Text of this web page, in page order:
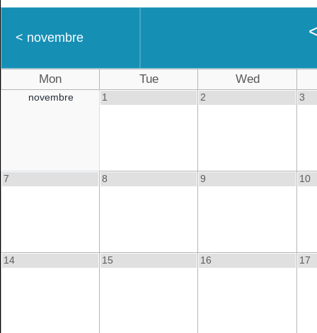
< novembre
Mon Tue Wed
novembre 1 2 3
7 8 9 10
14 15 16 17